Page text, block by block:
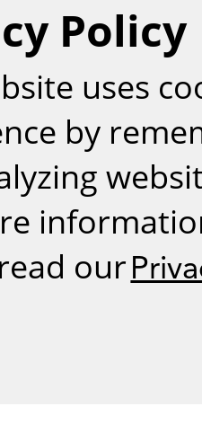
Policy
uses
by
our